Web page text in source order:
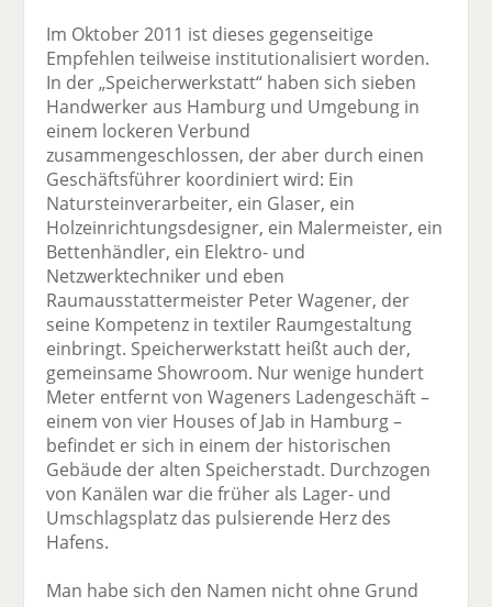
Im Oktober 2011 ist dieses gegenseitige
Empfehlen teilweise institutionalisiert worden.
In der „Speicherwerkstatt“ haben sich sieben
Handwerker aus Hamburg und Umgebung in
einem lockeren Verbund
zusammengeschlossen, der aber durch einen
Geschäftsführer koordiniert wird: Ein
Natursteinverarbeiter, ein Glaser, ein
Holzeinrichtungsdesigner, ein Malermeister, ein
Bettenhändler, ein Elektro- und
Netzwerktechniker und eben
Raumausstattermeister Peter Wagener, der
seine Kompetenz in textiler Raumgestaltung
einbringt. Speicherwerkstatt heißt auch der,
gemeinsame Showroom. Nur wenige hundert
Meter entfernt von Wageners Ladengeschäft –
einem von vier Houses of Jab in Hamburg –
befindet er sich in einem der historischen
Gebäude der alten Speicherstadt. Durchzogen
von Kanälen war die früher als Lager- und
Umschlagsplatz das pulsierende Herz des
Hafens.
Man habe sich den Namen nicht ohne Grund